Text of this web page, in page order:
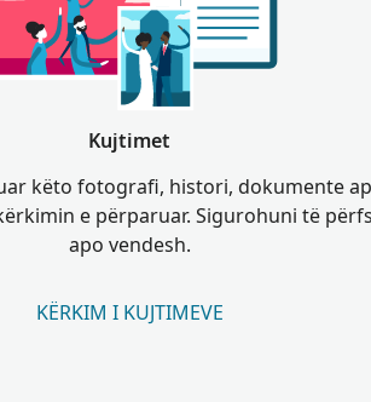
Kujtimet
këto fotografi, histori, dokumente
e përparuar. Sigurohuni të
apo vendesh.
KËRKIM I KUJTIMEVE